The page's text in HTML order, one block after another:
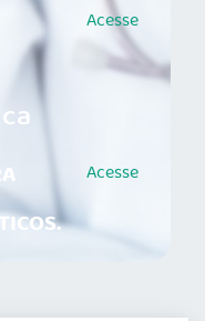
Acesse
Acesse